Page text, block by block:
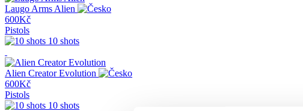
Laugo Arms Alien
600Kč
Pistols
10 shots
Alien Creator Evolution
600Kč
Pistols
10 shots